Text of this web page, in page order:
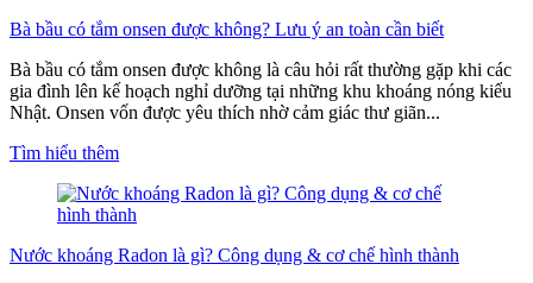
Bà bầu có tắm onsen được không? Lưu ý an toàn cần biết
Bà bầu có tắm onsen được không là câu hỏi rất thường gặp khi các
gia đình lên kế hoạch nghỉ dưỡng tại những khu khoáng nóng kiểu
Nhật. Onsen vốn được yêu thích nhờ cảm giác thư giãn...
Tìm hiểu thêm
Nước khoáng Radon là gì? Công dụng & cơ chế hình thành